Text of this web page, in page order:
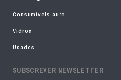
Consumíveis auto
Vidros
Usados
SUBSCREVER NEWSLETTER